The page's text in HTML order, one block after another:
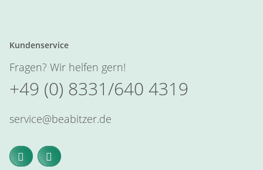
Kundenservice
Fragen? Wir helfen gern!
+49 (0) 8331/640 4319
service@beabitzer.de